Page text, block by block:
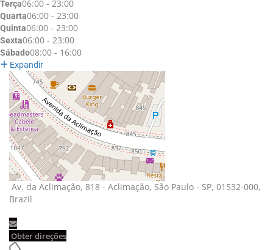
Terça06:00 - 23:00
Quarta06:00 - 23:00
Quinta06:00 - 23:00
Sexta06:00 - 23:00
Sábado08:00 - 16:00
Expandir
Av. da Aclimação, 818 - Aclimação, São Paulo - SP, 01532-000,
Brazil
Obter direções